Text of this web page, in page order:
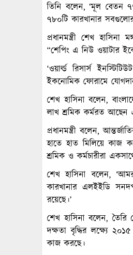
তিনি বলেন, ‘মূল বেতন ৭৭
৭৮০টি কারখানার
প্রধানমন্ত্রী শেখ
“শেপিং এ নিউ ওয়াটার
‘ওয়ার্ল্ড রিসার্স
ইকনোমিক ফোরামে
শেখ হাসিনা বলেন,
লাখ শ্রমিক কর্মরত আছেন
প্রধানমন্ত্রী বলেন,
হাতে হাত মিলিয়ে কাজ
শ্রমিক ও কর্মচারীরা
শেখ হাসিনা বলেন,
কারখানার এলইইডি
রয়েছে।’
শেখ হাসিনা বলেন,
দক্ষতা বৃদ্ধির লক্ষ্যে
কাজ করছে।